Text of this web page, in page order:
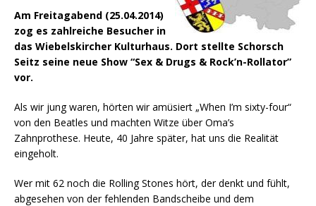
Am Freitagabend (25.04.2014)
zog es zahlreiche Besucher in
das Wiebelskircher Kulturhaus. Dort stellte Schorsch
Seitz seine neue Show “Sex & Drugs & Rock’n-Rollator”
vor.
Als wir jung waren, hörten wir amüsiert „When I’m sixty-four“
von den Beatles und machten Witze über Oma’s
Zahnprothese. Heute, 40 Jahre später, hat uns die Realität
eingeholt.
Wer mit 62 noch die Rolling Stones hört, der denkt und fühlt,
abgesehen von der fehlenden Bandscheibe und dem